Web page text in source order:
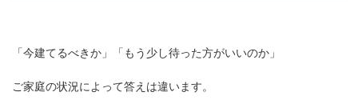
「今建てるべきか」「もう少し待った方がいいのか」
ご家庭の状況によって答えは違います。